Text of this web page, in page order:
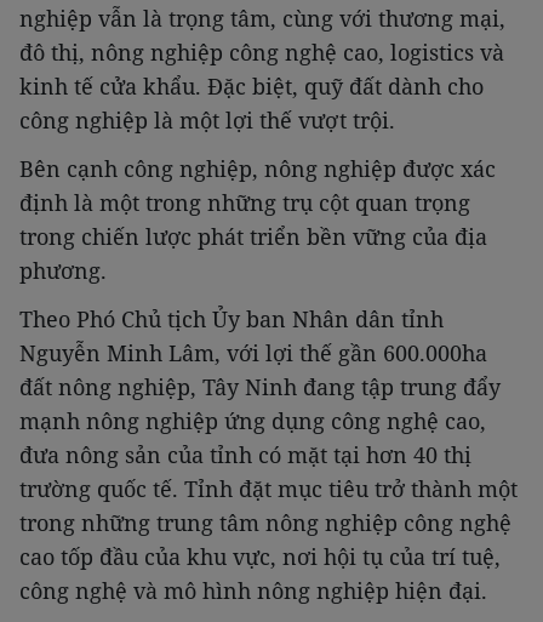
nghiệp vẫn là trọng tâm, cùng với thương mại,
đô thị, nông nghiệp công nghệ cao, logistics và
kinh tế cửa khẩu. Đặc biệt, quỹ đất dành cho
công nghiệp là một lợi thế vượt trội.
Bên cạnh công nghiệp, nông nghiệp được xác
định là một trong những trụ cột quan trọng
trong chiến lược phát triển bền vững của địa
phương.
Theo Phó Chủ tịch Ủy ban Nhân dân tỉnh
Nguyễn Minh Lâm, với lợi thế gần 600.000ha
đất nông nghiệp, Tây Ninh đang tập trung đẩy
mạnh nông nghiệp ứng dụng công nghệ cao,
đưa nông sản của tỉnh có mặt tại hơn 40 thị
trường quốc tế. Tỉnh đặt mục tiêu trở thành một
trong những trung tâm nông nghiệp công nghệ
cao tốp đầu của khu vực, nơi hội tụ của trí tuệ,
công nghệ và mô hình nông nghiệp hiện đại.